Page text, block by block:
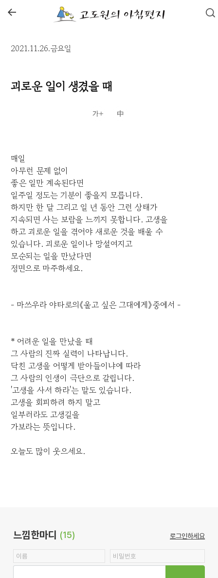
←
2021.11.26.금요일
괴로운 일이 생겼을 때
매일
아무런 문제 없이
좋은 일만 계속된다면
일주일 정도는 기분이 좋을지 모릅니다.
하지만 한 달 그리고 일 년 동안 그런 상태가
지속되면 사는 보람을 느끼지 못합니다. 고생을
하고 괴로운 일을 겪어야 새로운 것을 배울 수
있습니다. 괴로운 일이나 망설여지고
모순되는 일을 만났다면
정면으로 마주하세요.
- 마쓰우라 야타로의《울고 싶은 그대에게》중에서 -
* 어려운 일을 만났을 때
그 사람의 진짜 실력이 나타납니다.
닥친 고생을 어떻게 받아들이냐에 따라
그 사람의 인생이 극단으로 갈립니다.
'고생을 사서 하라'는 말도 있습니다.
고생을 회피하려 하지 말고
일부러라도 고생길을
가보라는 뜻입니다.
오늘도 많이 웃으세요.
느낌한마디 (15) 로그인하세요